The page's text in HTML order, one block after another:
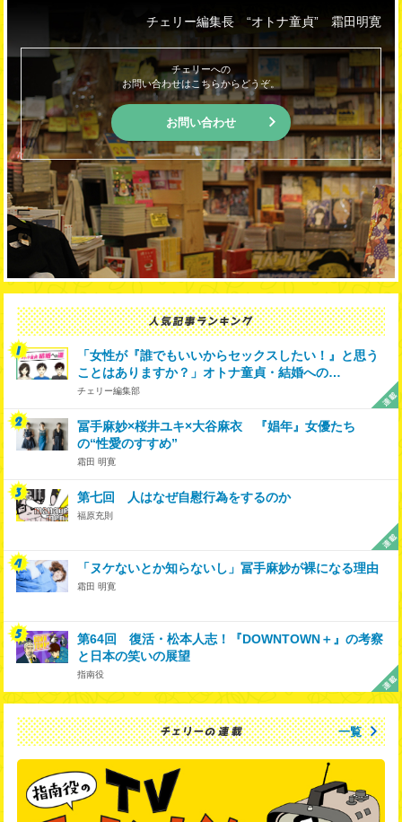
チェリー編集長 “オトナ童貞” 霜田明寛
チェリーへの
お問い合わせはこちらからどうぞ。
お問い合わせ
「女性が『誰でもいいからセックスしたい！』と思う
ことはありますか？」オトナ童貞・結婚への…
チェリー編集部
冨手麻妙×桜井ユキ×大谷麻衣 『娼年』女優たち
の“性愛のすすめ”
霜田 明寛
第七回 人はなぜ自慰行為をするのか
福原充則
「ヌケないとか知らないし」冨手麻妙が裸になる理由
霜田 明寛
第64回 復活・松本人志！『DOWNTOWN＋』の考察
と日本の笑いの展望
指南役
一覧